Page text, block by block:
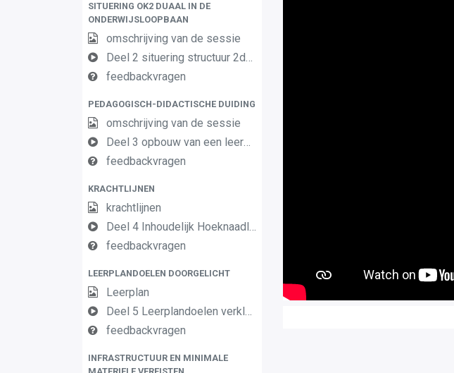
SITUERING OK2 DUAAL IN DE
ONDERWIJSLOOPBAAN
omschrijving van de sessie
Deel 2 situering structuur 2de en 3de graad AF
feedbackvragen
PEDAGOGISCH-DIDACTISCHE DUIDING
omschrijving van de sessie
Deel 3 opbouw van een leerplan vormingsconcept
feedbackvragen
KRACHTLIJNEN
krachtlijnen
Deel 4 Inhoudelijk Hoeknaadlasser OK2
feedbackvragen
LEERPLANDOELEN DOORGELICHT
Leerplan
Deel 5 Leerplandoelen verklaard Hoeknaadlasser OK2
feedbackvragen
INFRASTRUCTUUR EN MINIMALE